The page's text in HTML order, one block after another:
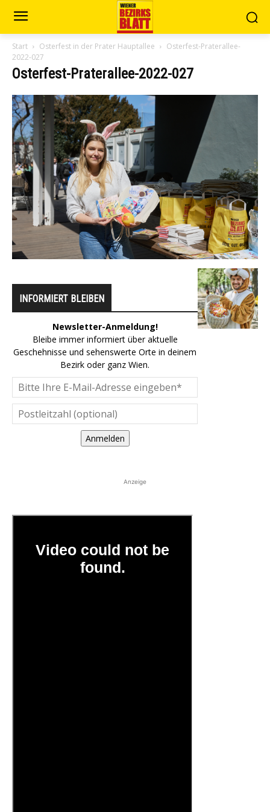
Start Osterfest in der Prater Hauptallee
Osterfest-Praterallee-
2022-027
Osterfest-Praterallee-2022-027
INFORMIERT BLEIBEN
Newsletter-Anmeldung!
Bleibe immer informiert über aktuelle
Geschehnisse und sehenswerte Orte in deinem
Bezirk oder ganz Wien.
Anmelden
Anzeige